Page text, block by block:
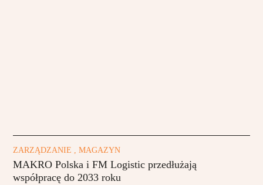
ZARZĄDZANIE , MAGAZYN
MAKRO Polska i FM Logistic przedłużają
współpracę do 2033 roku